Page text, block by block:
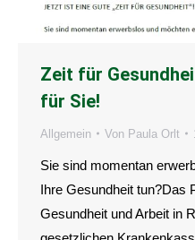
Zeit für
für Sie!
Allgemein Von Paula Orlt
Sie sind momentan
Ihre Gesundheit tun?Das
Gesundheit und Arbeit in